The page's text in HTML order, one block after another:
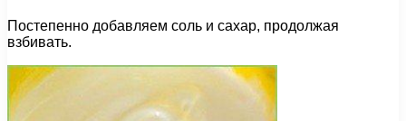
Постепенно добавляем соль и сахар, продолжая
взбивать.